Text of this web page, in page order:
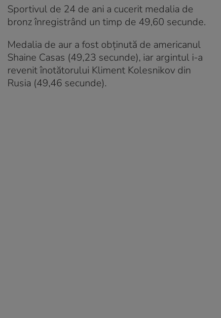
Sportivul de 24 de ani a cucerit medalia de
bronz înregistrând un timp de 49,60 secunde.
Medalia de aur a fost obținută de americanul
Shaine Casas (49,23 secunde), iar argintul i-a
revenit înotătorului Kliment Kolesnikov din
Rusia (49,46 secunde).